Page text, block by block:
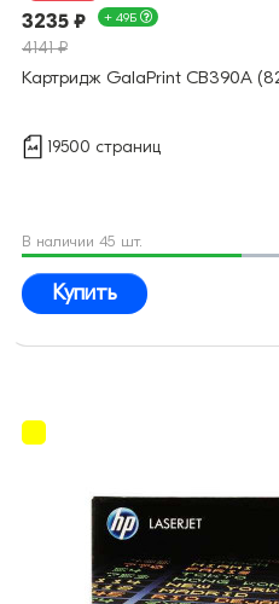
3235 ₽ + 49Б
4141 ₽
Картридж GalaPrint CB390A
19500 страниц
В наличии 45 шт.
Купить